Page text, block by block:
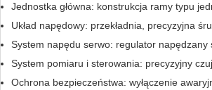
Jednostka główna: konstrukcja ramy typu
Układ napędowy: przekładnia, precyzyjna
System napędu serwo: regulator napędzany
System pomiaru i sterowania: precyzyjny
Ochrona bezpieczeństwa: wyłączenie